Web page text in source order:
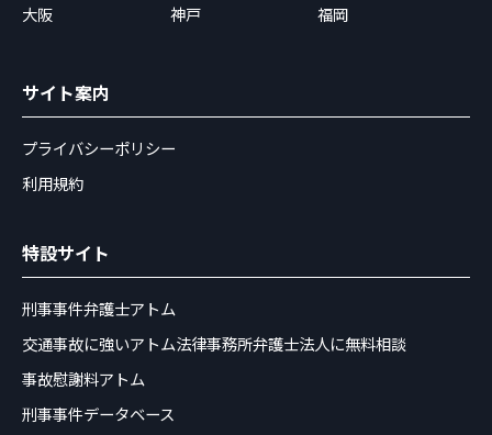
大阪
神戸 福岡
サイト案内
プライバシーポリシー
利用規約
特設サイト
刑事事件弁護士アトム
交通事故に強いアトム法律事務所弁護士法人に無料相談
事故慰謝料アトム
刑事事件データベース